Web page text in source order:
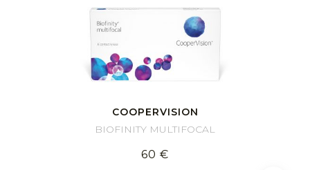
COOPERVISION
BIOFINITY MULTIFOCAL
60 €